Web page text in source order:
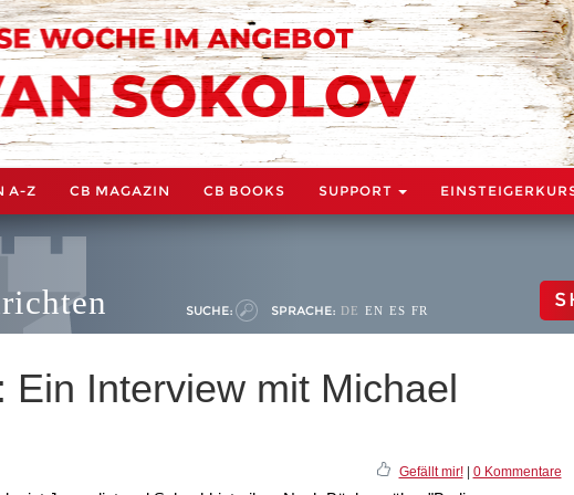
A-Z CB MAGAZIN CB BOOKS SUPPORT
SUCHE: SPRACHE: DE EN ES FR
Ein Interview mit Michael
Gefällt mir!| 0 Kommentare